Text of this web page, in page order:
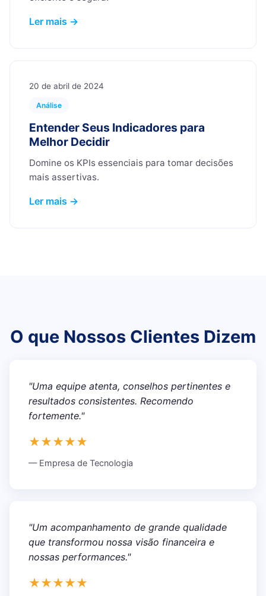
Ler mais →
20 de abril de 2024
Análise
Entender Seus Indicadores para
Melhor Decidir
Domine os KPIs essenciais para tomar decisões
mais assertivas.
Ler mais →
O que Nossos Clientes Dizem
"Uma equipe atenta, conselhos pertinentes e
resultados consistentes. Recomendo
fortemente."
★★★★★
— Empresa de Tecnologia
"Um acompanhamento de grande qualidade
que transformou nossa visão financeira e
nossas performances."
★★★★★